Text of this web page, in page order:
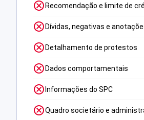
Recomendação e limite de
Dívidas, negativas e
Detalhamento de protestos
Dados comportamentais
Informações do SPC
Quadro societário e